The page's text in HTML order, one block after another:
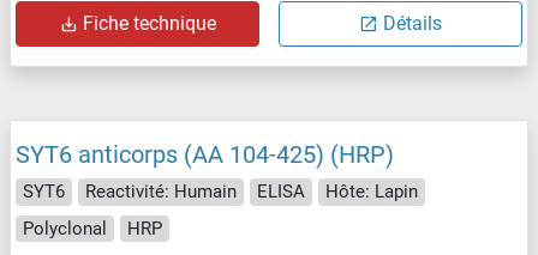
Fiche technique Détails
SYT6 anticorps (AA 104-425) (HRP)
SYT6 Reactivité: Humain ELISA
Hôte: Lapin
Polyclonal
HRP